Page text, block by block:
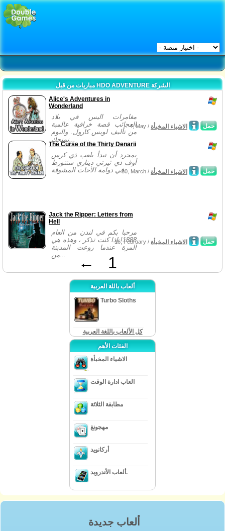
مباريات من قبل HDO ADVENTURE الشركة
Alice's Adventures in
Wonderland
مغامرات اليس في بلاد
العجائب قصة خرافية عالمية
من تأليف لويس كارول. واليوم
نمنحك...
حمل 4, May / الاشياء المخبأة
The Curse of the Thirty Denarii
بمجرد أن تبدأ بلعب ذي كرس
أوف ذي ثيرتي ديناري ستتورط
في دوامة الأحاث المشوقة...
حمل 30, March / الاشياء المخبأة
Jack the Ripper: Letters from
Hell
مرحبا بكم في لندن من العام
1888! إذا كنت تذكر ، وهذه هي
المرة عندما روعت المدينة
من...
حمل 16, February / الاشياء المخبأة
← 1
ألعاب باللة العربية
Turbo Sloths
كل الألعاب باللغة العربية
الفئات الأهم
الاشياء المخبأة
العاب ادارة الوقت
مطابقة الثلاثة
مهجونغ
أركانويد
ألعاب الأندرويد.
ألعاب جديدة